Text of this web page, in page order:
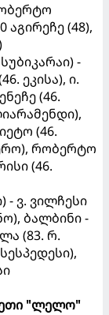
აგირეჩე (48),
-
ეკისა), ი.
(46.
(46.
რობერტო
(46.
- ვ. ვილჩესი
ბალბინი -
(83. რ.
"ლელო"